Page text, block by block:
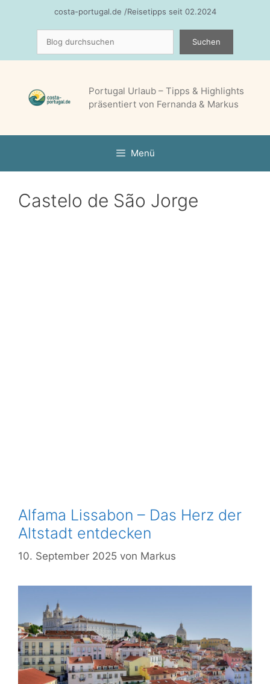
costa-portugal.de /Reisetipps seit 02.2024
Suchen
Portugal Urlaub – Tipps & Highlights
präsentiert von Fernanda & Markus
Menü
Castelo de São Jorge
Alfama Lissabon – Das Herz der
Altstadt entdecken
10. September 2025 von Markus